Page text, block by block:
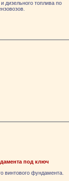
топлива по
под ключ
винтового фундамента.